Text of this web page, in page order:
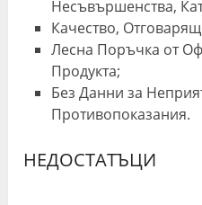
Несъвършенства,
Качество,
Лесна Поръчка от
Продукта;
Без Данни за
Противопоказания.
НЕДОСТАТЪЦИ